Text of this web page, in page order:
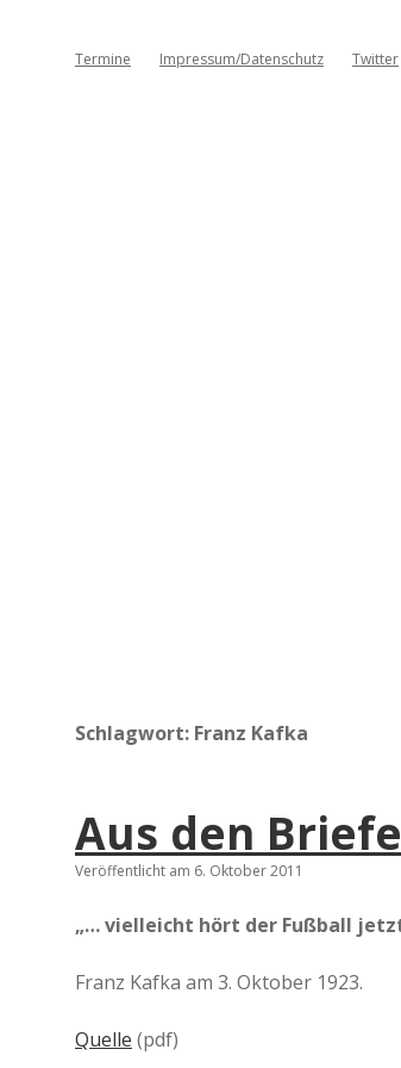
Termine Impressum/Datenschutz Twitter
Schlagwort: Franz Kafka
Aus den
Veröffentlicht am 6. Oktober 2011
„… vielleicht hört der Fußball
Franz Kafka am 3. Oktober 1923.
Quelle (pdf)